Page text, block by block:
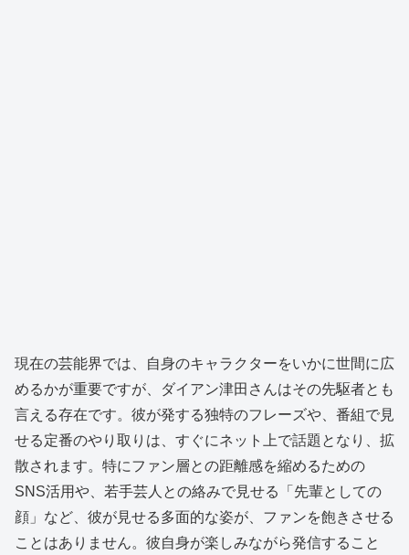
現在の芸能界では、自身のキャラクターをいかに世間に広
めるかが重要ですが、ダイアン津田さんはその先駆者とも
言える存在です。彼が発する独特のフレーズや、番組で見
せる定番のやり取りは、すぐにネット上で話題となり、拡
散されます。特にファン層との距離感を縮めるための
SNS活用や、若手芸人との絡みで見せる「先輩としての
顔」など、彼が見せる多面的な姿が、ファンを飽きさせる
ことはありません。彼自身が楽しみながら発信すること